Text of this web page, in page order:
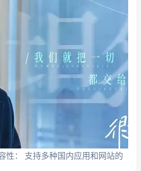
性： 支持多种国内应用和网站的